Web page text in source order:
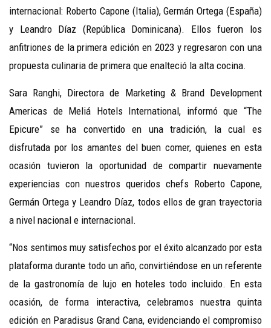
internacional: Roberto Capone (Italia), Germán Ortega (España)
y Leandro Díaz (República Dominicana). Ellos fueron los
anfitriones de la primera edición en 2023 y regresaron con una
propuesta culinaria de primera que enalteció la alta cocina.
Sara Ranghi, Directora de Marketing & Brand Development
Americas de Meliá Hotels International, informó que “The
Epicure” se ha convertido en una tradición, la cual es
disfrutada por los amantes del buen comer, quienes en esta
ocasión tuvieron la oportunidad de compartir nuevamente
experiencias con nuestros queridos chefs Roberto Capone,
Germán Ortega y Leandro Díaz, todos ellos de gran trayectoria
a nivel nacional e internacional.
“Nos sentimos muy satisfechos por el éxito alcanzado por esta
plataforma durante todo un año, convirtiéndose en un referente
de la gastronomía de lujo en hoteles todo incluido. En esta
ocasión, de forma interactiva, celebramos nuestra quinta
edición en Paradisus Grand Cana, evidenciando el compromiso